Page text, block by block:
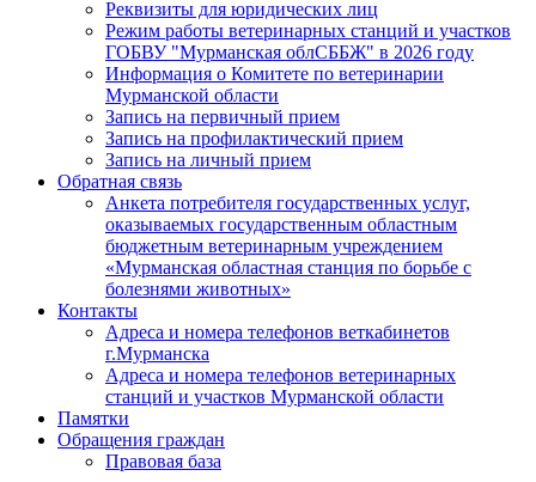
Реквизиты для юридических лиц
Режим работы ветеринарных станций и участков
ГОБВУ "Мурманская облСББЖ" в 2026 году
Информация о Комитете по ветеринарии
Мурманской области
Запись на первичный прием
Запись на профилактический прием
Запись на личный прием
Обратная связь
Анкета потребителя государственных услуг,
оказываемых государственным областным
бюджетным ветеринарным учреждением
«Мурманская областная станция по борьбе с
болезнями животных»
Контакты
Адреса и номера телефонов веткабинетов
г.Мурманска
Адреса и номера телефонов ветеринарных
станций и участков Мурманской области
Памятки
Обращения граждан
Правовая база